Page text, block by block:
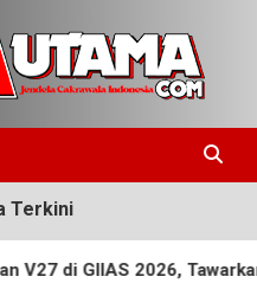
Terkini
Pilihan Teknologi